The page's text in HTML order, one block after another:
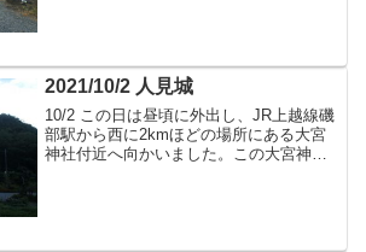
2021/10/2 人見城
10/2 この日は昼頃に外出し、JR上越線磯
部駅から西に2kmほどの場所にある大宮
神社付近へ向かいました。この大宮神社